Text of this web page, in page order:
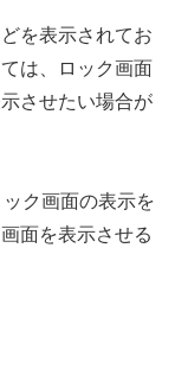
を表示されてお
は、ロック画面
させたい場合が
ク画面の表示を
面を表示させる